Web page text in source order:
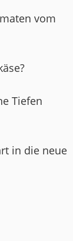
vom
Tiefen
in die neue